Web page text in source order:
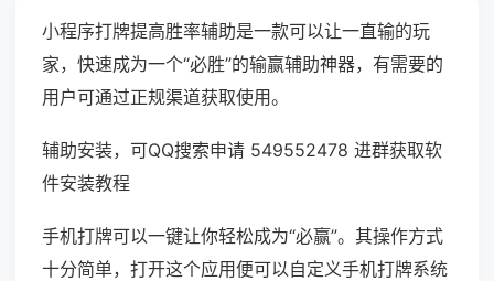
小程序打牌提高胜率辅助是一款可以让一直输的玩
家，快速成为一个“必胜”的输赢辅助神器，有需要的
用户可通过正规渠道获取使用。
辅助安装，可QQ搜索申请 549552478 进群获取软
件安装教程
手机打牌可以一键让你轻松成为“必赢”。其操作方式
十分简单，打开这个应用便可以自定义手机打牌系统